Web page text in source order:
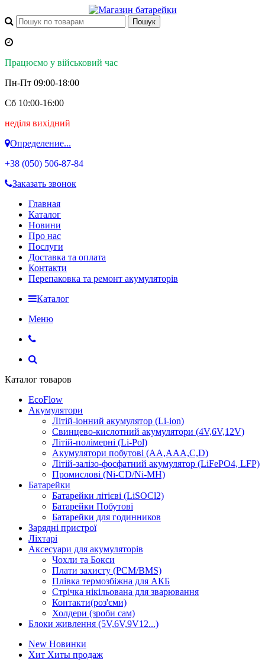
Працюємо у військовий час
Пн-Пт 09:00-18:00
Сб 10:00-16:00
неділя вихідний
Определение...
+38 (050) 506-87-84
Заказать звонок
Главная
Каталог
Новини
Про нас
Послуги
Доставка та оплата
Контакти
Перепаковка та ремонт акумуляторів
Каталог
Меню
Каталог товаров
EcoFlow
Акумулятори
Літій-іонний акумулятор (Li-ion)
Свинцево-кислотний акумулятори (4V,6V,12V)
Літій-полімерні (Li-Pol)
Акумулятори побутові (AA,AAA,C,D)
Літій-залізо-фосфатний акумулятор (LiFePO4, LFP)
Промислові (Ni-CD/Ni-MH)
Батарейки
Батарейки літієві (LiSOCl2)
Батарейки Побутові
Батарейки для годинников
Зарядні пристрої
Ліхтарі
Аксесуари для акумуляторів
Чохли та Бокси
Плати захисту (PCM/BMS)
Плівка термозбіжна для АКБ
Стрічка нікільована для зварювання
Контакти(роз'єми)
Холдери (зроби сам)
Блоки живлення (5V,6V,9V12...)
New Новинки
Хит Хиты продаж